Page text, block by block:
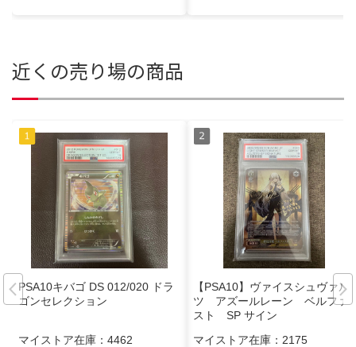
近くの売り場の商品
PSA10キバゴ DS 012/020 ドラ
ゴンセレクション
マイストア在庫： 4462
【PSA10】ヴァイスシュヴァル
ツ アズールレーン ベルファ
スト SP サイン
マイストア在庫： 2175